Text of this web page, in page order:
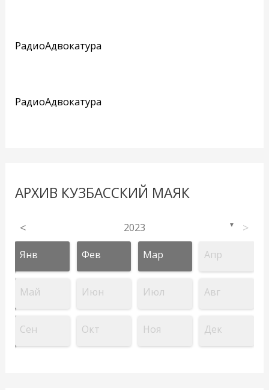
РадиоАдвокатура
РадиоАдвокатура
АРХИВ КУЗБАССКИЙ МАЯК
< 2023 ▼ >
Янв Фев Мар Апр
Май Июн Июл Авг
Сен Окт Ноя Дек